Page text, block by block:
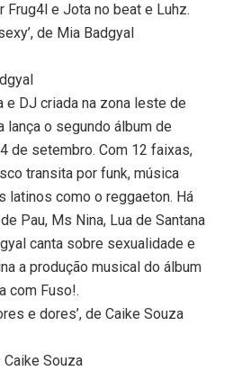
e Jota no beat e Luhz.
de Mia Badgyal
DJ criada na zona leste de
lança o segundo álbum de
de setembro. Com 12 faixas,
transita por funk, música
latinos como o reggaeton. Há
Pau, Ms Nina, Lua de Santana
canta sobre sexualidade e
a produção musical do álbum
com Fuso!.
e dores’, de Caike Souza
Souza